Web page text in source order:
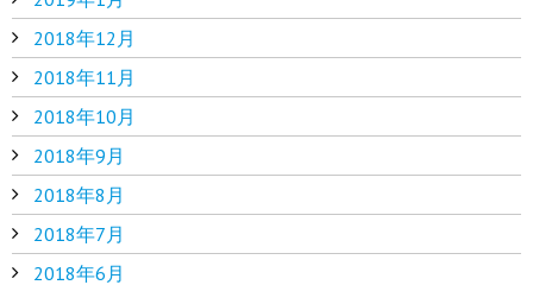
2018年12月
2018年11月
2018年10月
2018年9月
2018年8月
2018年7月
2018年6月